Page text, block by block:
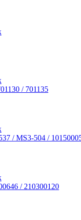
/ 701135
/ MS3-504 /
/ 210300120